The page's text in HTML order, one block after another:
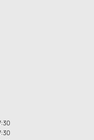
können. In
Kräuter oder